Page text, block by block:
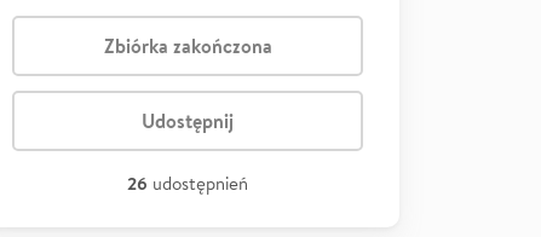
Zbiórka zakończona
Udostępnij
26 udostępnień